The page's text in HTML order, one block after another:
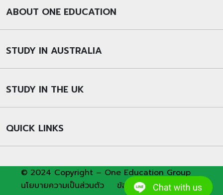
ABOUT ONE EDUCATION
STUDY IN AUSTRALIA
STUDY IN THE UK
QUICK LINKS
© 2024 Copyright – One Education Group
นโยบายความเป็นส่วนตัว
ข้อกำหนดและเงื่อนไขการใช้